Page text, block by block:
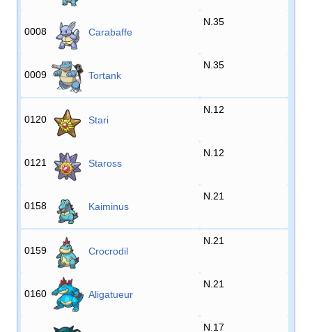
0008 Carabaffe
N.35
0009 Tortank
N.35
0120 Stari
N.12
0121 Staross
N.12
0158 Kaiminus
N.21
0159 Crocrodil
N.21
0160 Aligatueur
N.21
N.17